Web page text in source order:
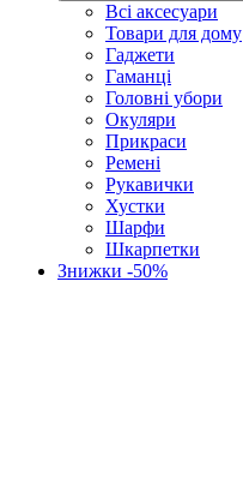
Всі аксесуари
Товари для дому
Гаджети
Гаманці
Головні убори
Окуляри
Прикраси
Ремені
Рукавички
Хустки
Шарфи
Шкарпетки
Знижки -50%